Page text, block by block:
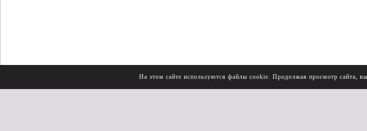
На этом сайте используются файлы cookie. Продолжая просмотр сайта,